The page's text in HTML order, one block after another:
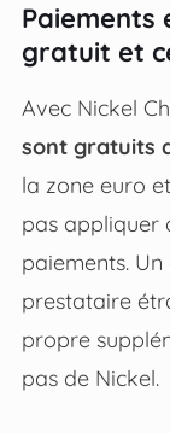
Paiements
gratuit et
Avec Nickel
sont gratuits
la zone euro
pas appliquer
paiements.
prestataire
propre
pas de Nickel.